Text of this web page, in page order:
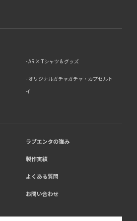
AR × Tシャツ & グッズ
オリジナルガチャガチャ・カプセルト
イ
ラブエンタの強み
製作実績
よくある質問
お問い合わせ